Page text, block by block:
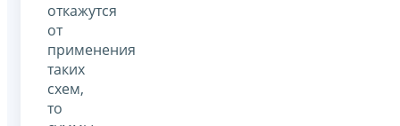
откажутся
от
применения
таких
схем,
то